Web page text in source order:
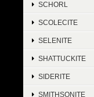
SCHORL
SCOLECITE
SELENITE
SHATTUCKITE
SIDERITE
SMITHSONITE